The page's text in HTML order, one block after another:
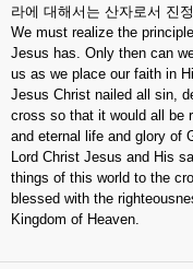
라에 대해서는 산자로서 진
We must realize the
Jesus has. Only then can
us as we place our faith in
Jesus Christ nailed all sin,
cross so that it would all be
and eternal life and glory of
Lord Christ Jesus and His
things of this world to the
blessed with the
Kingdom of Heaven.